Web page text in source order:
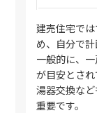
建売住宅で
め、自分で
一般的に、
が目安とさ
湯器交換な
重要です。